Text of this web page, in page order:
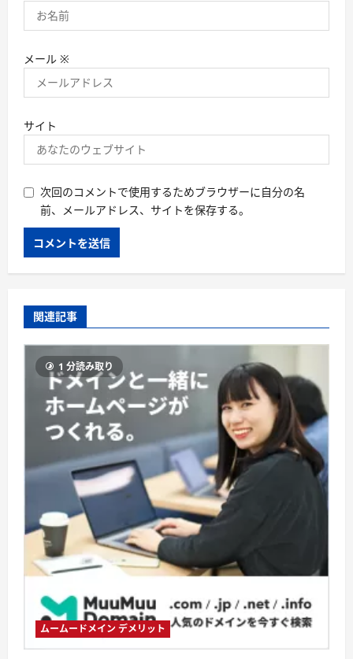
メール ※
サイト
次回のコメントで使用するためブラウザーに自分の名
前、メールアドレス、サイトを保存する。
関連記事
1 分読み取り
ムームードメイン デメリット